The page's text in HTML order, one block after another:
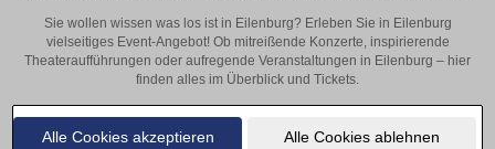
Alle Cookies akzeptieren Alle Cookies ablehnen
Sie wollen wissen was los ist in Eilenburg? Erleben Sie in Eilenburg
vielseitiges Event-Angebot! Ob mitreißende Konzerte, inspirierende
Theateraufführungen oder aufregende Veranstaltungen in Eilenburg – hier
finden alles im Überblick und Tickets.